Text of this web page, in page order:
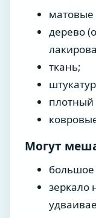
матовые
дерево
ткань;
плотный
Могут
большое
зеркало